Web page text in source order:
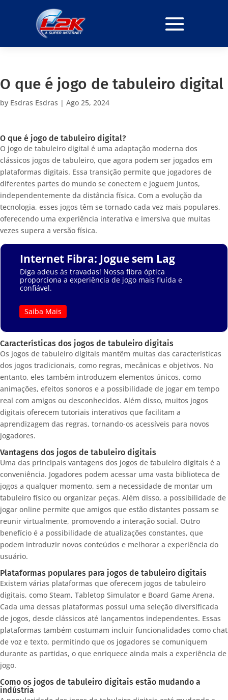
O que é jogo de tabuleiro digital
by Esdras Esdras | Ago 25, 2024
O que é jogo de tabuleiro digital?
O jogo de tabuleiro digital é uma adaptação moderna dos
clássicos jogos de tabuleiro, que agora podem ser jogados em
plataformas digitais. Essa transição permite que jogadores de
diferentes partes do mundo se conectem e joguem juntos,
independentemente da distância física. Com a evolução da
tecnologia, esses jogos têm se tornado cada vez mais populares,
oferecendo uma experiência interativa e imersiva que muitas
vezes supera a versão física.
Internet Fibra: Jogue sem Lag
Diga adeus às travadas! Nossa fibra óptica
proporciona a experiência de jogo mais fluída e
confiável.
Saiba Mais
Características dos jogos de tabuleiro digitais
Os jogos de tabuleiro digitais mantêm muitas das características
dos jogos tradicionais, como regras, mecânicas e objetivos. No
entanto, eles também introduzem elementos únicos, como
animações, efeitos sonoros e a possibilidade de jogar em tempo
real com amigos ou desconhecidos. Além disso, muitos jogos
digitais oferecem tutoriais interativos que facilitam a
aprendizagem das regras, tornando-os acessíveis para novos
jogadores.
Vantagens dos jogos de tabuleiro digitais
Uma das principais vantagens dos jogos de tabuleiro digitais é a
conveniência. Jogadores podem acessar uma vasta biblioteca de
jogos a qualquer momento, sem a necessidade de montar um
tabuleiro físico ou organizar peças. Além disso, a possibilidade de
jogar online permite que amigos que estão distantes possam se
reunir virtualmente, promovendo a interação social. Outro
benefício é a possibilidade de atualizações constantes, que
podem introduzir novos conteúdos e melhorar a experiência do
usuário.
Plataformas populares para jogos de tabuleiro digitais
Existem várias plataformas que oferecem jogos de tabuleiro
digitais, como Steam, Tabletop Simulator e Board Game Arena.
Cada uma dessas plataformas possui uma seleção diversificada
de jogos, desde clássicos até lançamentos independentes. Essas
plataformas também costumam incluir funcionalidades como chat
de voz e texto, permitindo que os jogadores se comuniquem
durante as partidas, o que enriquece ainda mais a experiência de
jogo.
Como os jogos de tabuleiro digitais estão mudando a
indústria